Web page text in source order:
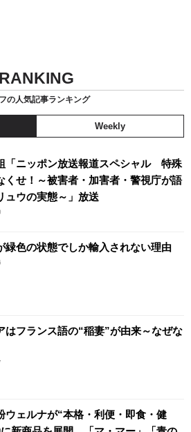
RANKING
の人気記事ランキング
Weekly
「ニッポン放送報道スペシャル 特殊
くせ！～被害者・加害者・警視庁が語
ュウの実態～」放送
緑色の状態でしか輸入されない理由
はフランス語の“稲妻”が由来～なぜな
ウェルナが“本格・利便・即食・健